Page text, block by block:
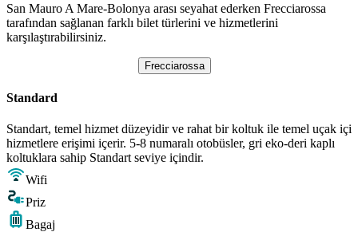
San Mauro A Mare-Bolonya arası seyahat ederken Frecciarossa
tarafından sağlanan farklı bilet türlerini ve hizmetlerini
karşılaştırabilirsiniz.
Frecciarossa
Standard
Standart, temel hizmet düzeyidir ve rahat bir koltuk ile temel uçak içi
hizmetlere erişimi içerir. 5-8 numaralı otobüsler, gri eko-deri kaplı
koltuklara sahip Standart seviye içindir.
Wifi
Priz
Bagaj